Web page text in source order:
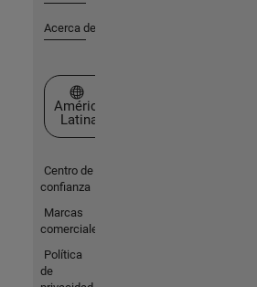
Acerca de MathWorks
Seleccione un país/idioma
América
Latina
Centro de
confianza
Marcas
comerciales
Política
de